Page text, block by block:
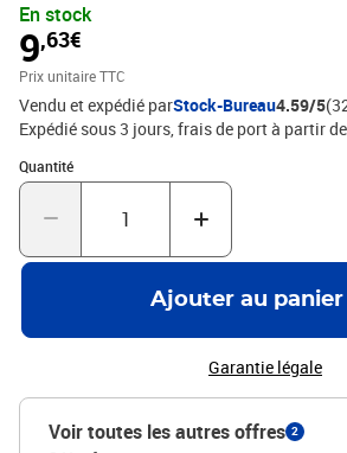
marquer les câbles de manière appropriée
à l'intérieur ou à l'extérieur, le marqueur
résistant à la lumière les marque tous
bon câblage nécessite également un bon
edding spécial est disponible dans un jeu de
différentes Le capuchon peut être glissé sur
pour ne pas le perdre Produit de marque haut
En stock
9,63€
Prix unitaire TTC
Vendu et expédié parStock-Bureau4.59/5
Expédié sous 3 jours, frais de port à partir
Quantité
Quantité : 1
Ajouter au panier
Garantie légale
Voir toutes les autres offres 2